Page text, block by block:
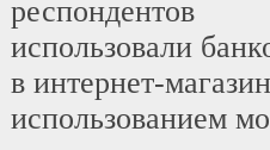
респондентов
использовали
в интернет-
использованием